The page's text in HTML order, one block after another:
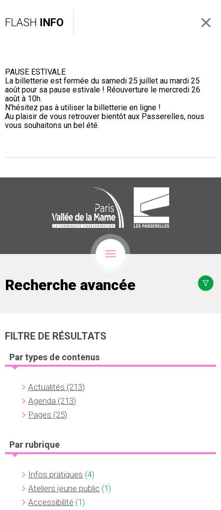
FLASH INFO
PAUSE ESTIVALE
La billetterie est fermée du samedi 25 juillet au mardi 25
août pour sa pause estivale ! Réouverture le mercredi 26
août à 10h.
N'hésitez pas à utiliser la billetterie en ligne !
Au plaisir de vous retrouver bientôt aux Passerelles, nous
vous souhaitons un bel été.
Recherche avancée
FILTRE DE RÉSULTATS
Par types de contenus
Actualités (213)
Agenda (213)
Pages (25)
Par rubrique
Infos pratiques (4)
Ateliers jeune public (1)
Accessibilité (1)